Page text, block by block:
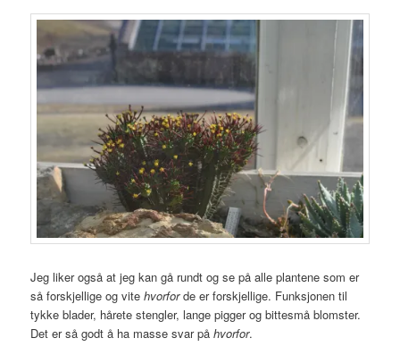
Jeg liker også at jeg kan gå rundt og se på alle plantene som er
så forskjellige og vitehvorforde er forskjellige. Funksjonen til
tykke blader, hårete stengler, lange pigger og bittesmå blomster.
Det er så godt å ha masse svar påhvorfor.